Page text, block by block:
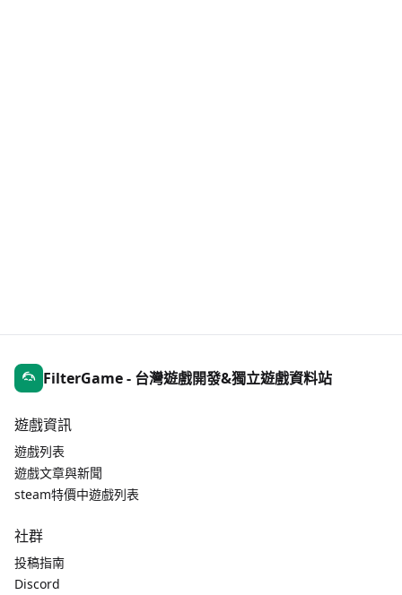
FilterGame - 台灣遊戲開發&獨立遊戲資料站
遊戲資訊
遊戲列表
遊戲文章與新聞
steam特價中遊戲列表
社群
投稿指南
Discord